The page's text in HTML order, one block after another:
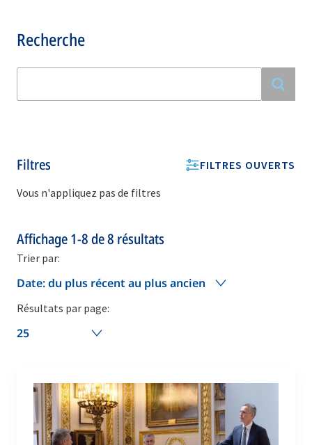
Recherche
Filtres
FILTRES OUVERTS
Vous n'appliquez pas de filtres
Affichage1-8de8 résultats
Trier par:
Date: du plus récent au plus ancien
Résultats par page:
25